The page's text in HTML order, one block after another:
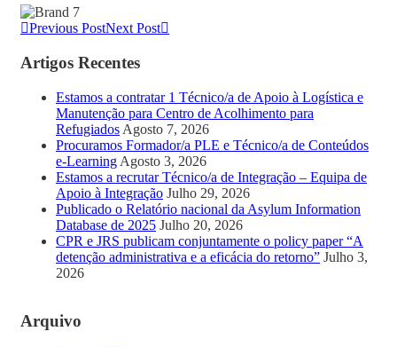
Previous PostNext Post
Artigos Recentes
Estamos a contratar 1 Técnico/a de Apoio à Logística e
Manutenção para Centro de Acolhimento para
Refugiados Agosto 7, 2026
Procuramos Formador/a PLE e Técnico/a de Conteúdos
e-Learning Agosto 3, 2026
Estamos a recrutar Técnico/a de Integração – Equipa de
Apoio à Integração Julho 29, 2026
Publicado o Relatório nacional da Asylum Information
Database de 2025 Julho 20, 2026
CPR e JRS publicam conjuntamente o policy paper “A
detenção administrativa e a eficácia do retorno” Julho 3,
2026
Arquivo